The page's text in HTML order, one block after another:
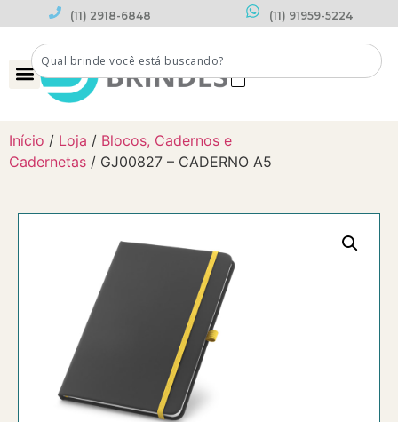
(11) 2918-6848 (11) 91959-5224
Início / Loja / Blocos, Cadernos e
Cadernetas / GJ00827 – CADERNO A5